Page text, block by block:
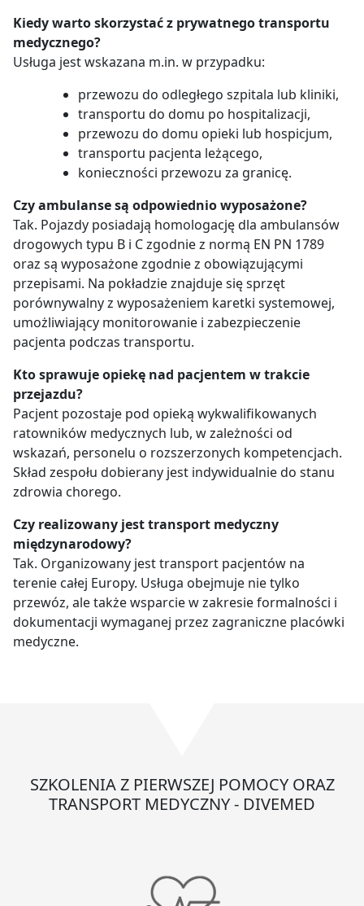
Kiedy warto skorzystać z prywatnego transportu
medycznego?
Usługa jest wskazana m.in. w przypadku:
przewozu do odległego szpitala lub kliniki,
transportu do domu po hospitalizacji,
przewozu do domu opieki lub hospicjum,
transportu pacjenta leżącego,
konieczności przewozu za granicę.
Czy ambulanse są odpowiednio wyposażone?
Tak. Pojazdy posiadają homologację dla ambulansów
drogowych typu B i C zgodnie z normą EN PN 1789
oraz są wyposażone zgodnie z obowiązującymi
przepisami. Na pokładzie znajduje się sprzęt
porównywalny z wyposażeniem karetki systemowej,
umożliwiający monitorowanie i zabezpieczenie
pacjenta podczas transportu.
Kto sprawuje opiekę nad pacjentem w trakcie
przejazdu?
Pacjent pozostaje pod opieką wykwalifikowanych
ratowników medycznych lub, w zależności od
wskazań, personelu o rozszerzonych kompetencjach.
Skład zespołu dobierany jest indywidualnie do stanu
zdrowia chorego.
Czy realizowany jest transport medyczny
międzynarodowy?
Tak. Organizowany jest transport pacjentów na
terenie całej Europy. Usługa obejmuje nie tylko
przewóz, ale także wsparcie w zakresie formalności i
dokumentacji wymaganej przez zagraniczne placówki
medyczne.
SZKOLENIA Z PIERWSZEJ POMOCY ORAZ
TRANSPORT MEDYCZNY - DIVEMED